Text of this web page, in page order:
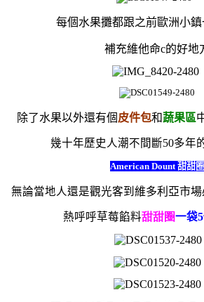
每個水果攤都跟之前歐洲小
補充維他命c的好地
除了水果以外還有個皮件包和蔬果區
幾十年歷史 人潮不間斷50多年
American Dount甜甜圈
無論當地人還是觀光客到 維多利亞市
熱呼呼草莓餡料甜甜圈一袋